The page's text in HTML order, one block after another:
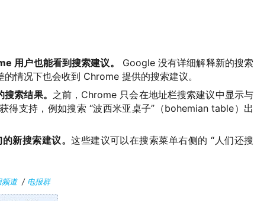
用户也能看到搜索建议。
Google 没有详细解释新的搜索
情况下也会收到 Chrome 提供的搜索建议。
索结果。 之前，Chrome 只会在地址栏搜索建议中显示与
得支持，例如搜索 “波西米亚桌子”（bohemian table）出
新搜索建议。这些建议可以在搜索菜单右侧的 “人们还搜
频道/ 电报群